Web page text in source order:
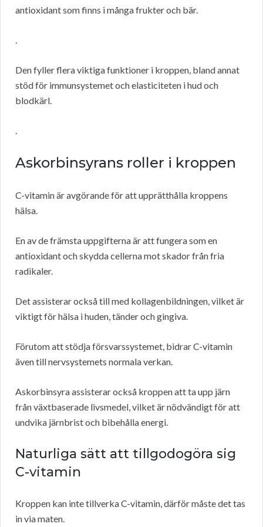
antioxidant som finns i många frukter och bär.
.
Den fyller flera viktiga funktioner i kroppen, bland annat
stöd för immunsystemet och elasticiteten i hud och
blodkärl.
.
Askorbinsyrans roller i kroppen
C-vitamin är avgörande för att upprätthålla kroppens
hälsa.
En av de främsta uppgifterna är att fungera som en
antioxidant och skydda cellerna mot skador från fria
radikaler.
Det assisterar också till med kollagenbildningen, vilket är
viktigt för hälsa i huden, tänder och gingiva.
Förutom att stödja försvarssystemet, bidrar C-vitamin
även till nervsystemets normala verkan.
Askorbinsyra assisterar också kroppen att ta upp järn
från växtbaserade livsmedel, vilket är nödvändigt för att
undvika järnbrist och bibehålla energi.
Naturliga sätt att tillgodogöra sig
C-vitamin
Kroppen kan inte tillverka C-vitamin, därför måste det tas
in via maten.